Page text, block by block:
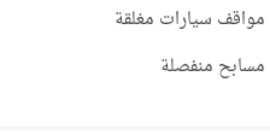
مواقف سيارات مغلقة
مسابح منفصلة